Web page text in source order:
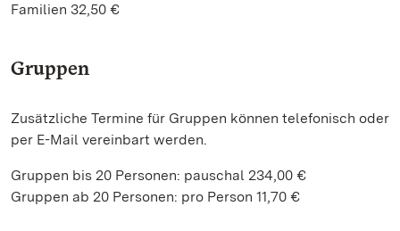
Familien 32,50 €
Gruppen
Zusätzliche Termine für Gruppen können telefonisch oder
per E-Mail vereinbart werden.
Gruppen bis 20 Personen: pauschal 234,00 €
Gruppen ab 20 Personen: pro Person 11,70 €